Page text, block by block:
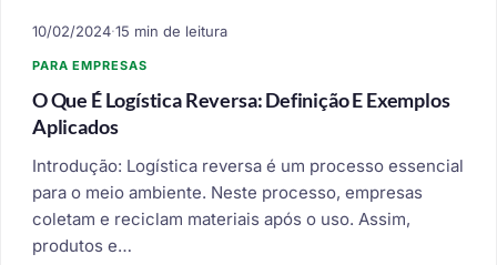
10/02/2024·15 min de leitura
PARA EMPRESAS
O Que É Logística Reversa: Definição E Exemplos
Aplicados
Introdução: Logística reversa é um processo essencial
para o meio ambiente. Neste processo, empresas
coletam e reciclam materiais após o uso. Assim,
produtos e…